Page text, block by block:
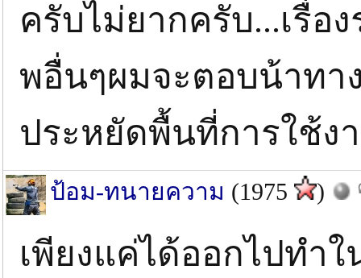
ครับไม่ยากครับ...เรื่อ
พอื่นๆผมจะตอบน้าทา
ประหยัดพื้นที่การใช้ง
ป้อม-ทนายความ (1975 )
เพียงแค่ได้ออกไปทำ